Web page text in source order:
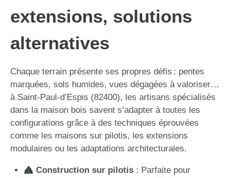
extensions, solutions
alternatives
Chaque terrain présente ses propres défis : pentes
marquées, sols humides, vues dégagées à valoriser…
à Saint-Paul-d’Espis (82400), les artisans spécialisés
dans la maison bois savent s’adapter à toutes les
configurations grâce à des techniques éprouvées
comme les maisons sur pilotis, les extensions
modulaires ou les adaptations architecturales.
Construction sur pilotis: Parfaite pour